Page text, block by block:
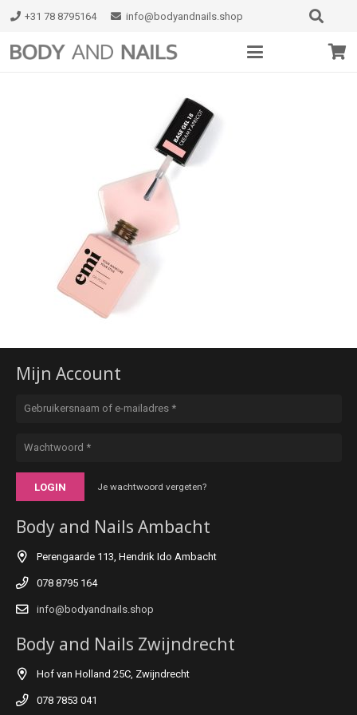
+31 78 8795164 info@bodyandnails.shop
Mijn Account
LOGIN Je wachtwoord vergeten?
Body and Nails Ambacht
Perengaarde 113, Hendrik Ido Ambacht
078 8795 164
info@bodyandnails.shop
Body and Nails Zwijndrecht
Hof van Holland 25C, Zwijndrecht
078 7853 041